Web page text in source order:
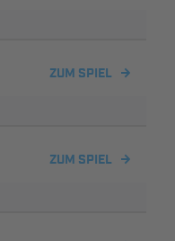
ZUM SPIEL
ZUM SPIEL